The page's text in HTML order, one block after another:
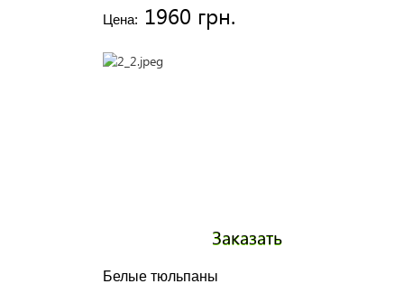
Цена: 1960 грн.
Белые тюльпаны
Заказать